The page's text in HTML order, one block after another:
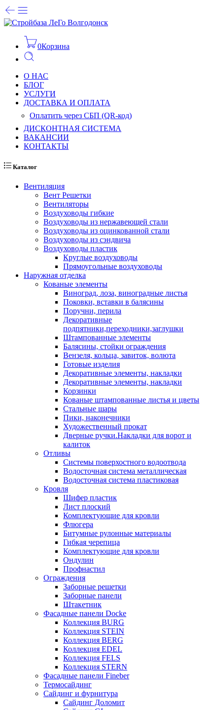
0Корзина
О НАС
БЛОГ
УСЛУГИ
ДОСТАВКА И ОПЛАТА
Оплатить через СБП (QR-код)
ДИСКОНТНАЯ СИСТЕМА
ВАКАНСИИ
КОНТАКТЫ
Каталог
Вентиляция
Вент Решетки
Вентиляторы
Воздуховоды гибкие
Воздуховоды из нержавеющей стали
Воздуховоды из оцинкованной стали
Воздуховоды из сэндвича
Воздуховоды пластик
Круглые воздуховоды
Прямоугольные воздуховоды
Наружная отделка
Кованые элементы
Виноград, лоза, виноградные листья
Поковки, вставки в балясины
Поручни, перила
Декоративные
подпятники,переходники,заглушки
Штампованные элементы
Балясины, стойки ограждения
Вензеля, кольца, завиток, волюта
Готовые изделия
Декоративные элементы, накладки
Декоративные элементы, накладки
Корзинки
Кованые штампованные листья и цветы
Стальные шары
Пики, наконечники
Художественный прокат
Дверные ручки.Накладки для ворот и
калиток
Отливы
Системы поверхостного водоотвода
Водосточная система металлическая
Водосточная система пластиковая
Кровля
Шифер пластик
Лист плоский
Комплектующие для кровли
Флюгера
Битумные рулонные материалы
Гибкая черепица
Комплектующие для кровли
Ондулин
Профнастил
Ограждения
Заборные решетки
Заборные панели
Штакетник
Фасадные панели Docke
Коллекция BURG
Коллекция STEIN
Коллекция BERG
Коллекция EDEL
Коллекция FELS
Коллекция STERN
Фасадные панели Fineber
Термосайдинг
Сайдинг и фурнитура
Сайдинг Доломит